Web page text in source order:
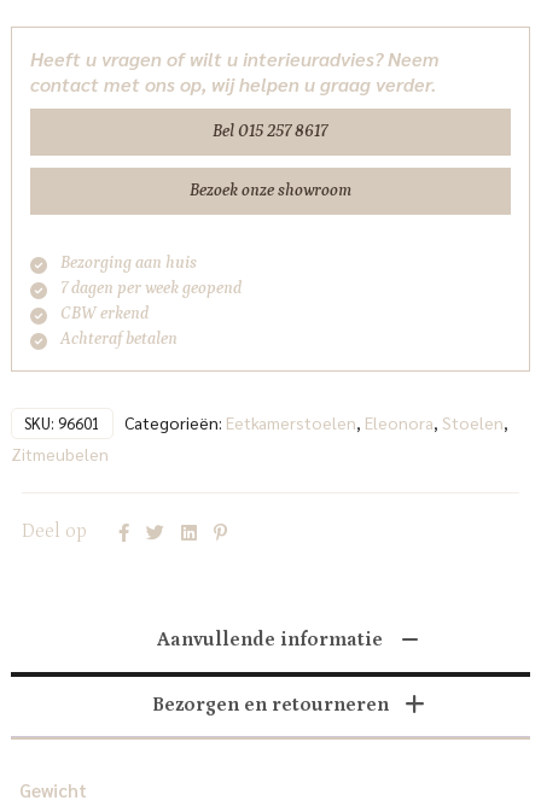
-
taupe
Serene
aantal
Heeft u vragen of wilt u interieuradvies? Neem
contact met ons op, wij helpen u graag verder.
Bel 015 257 8617
Bezoek onze showroom
Bezorging aan huis
7 dagen per week geopend
CBW erkend
Achteraf betalen
SKU: 96601 Categorieën: Eetkamerstoelen Eleonora Stoelen
Zitmeubelen
Deel op
Aanvullende informatie
Bezorgen en retourneren
Gewicht